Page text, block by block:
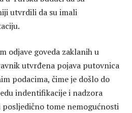
utvrdili da su imali
odjave goveda zaklanih u
utvrđena pojava putovnica
podacima, čime je došlo do
indentifikacije i nadzora
tome nemogućnosti